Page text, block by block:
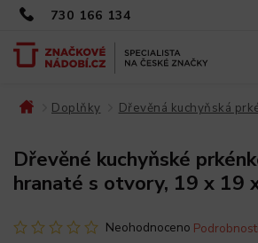
730 166 134
Doplňky Dřevěná kuchyňská
Dřevěné kuchyňské
hranaté s otvory, 19 x 19
Neohodnoceno